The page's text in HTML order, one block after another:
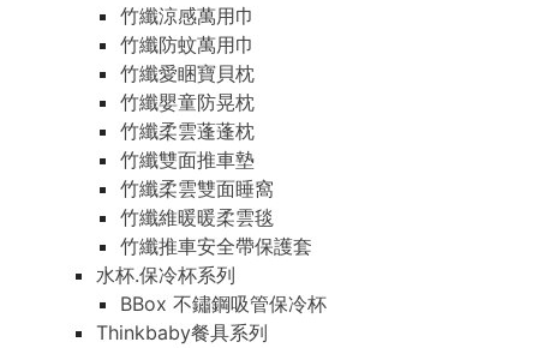
竹纖涼感萬用巾
竹纖防蚊萬用巾
竹纖愛睏寶貝枕
竹纖嬰童防晃枕
竹纖柔雲蓬蓬枕
竹纖雙面推車墊
竹纖柔雲雙面睡窩
竹纖維暖暖柔雲毯
竹纖推車安全帶保護套
水杯.保冷杯系列
BBox 不鏽鋼吸管保冷杯
Thinkbaby餐具系列